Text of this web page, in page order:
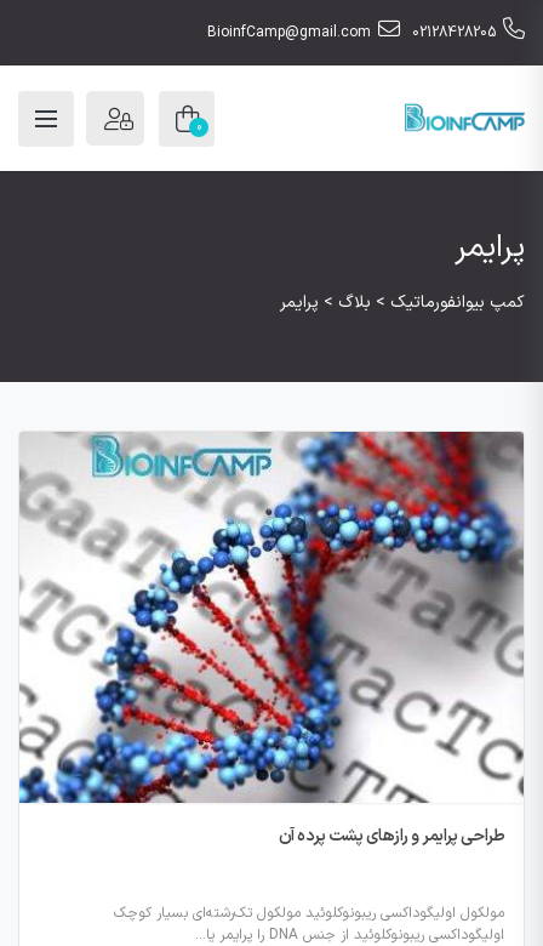
02128428205
BioinfCamp@gmail.com
0
پرایمر
کمپ بیوانفورماتیک > بلاگ > پرایمر
طراحی پرایمر و رازهای پشت پرده آن
مولکول اولیگوداکسی ریبونوکلوئید‌ مولکول تک‌رشته‌ای بسیار کوچک
اولیگوداکسی ریبونوکلوئید‌ از جنس DNA را پرایمر یا...